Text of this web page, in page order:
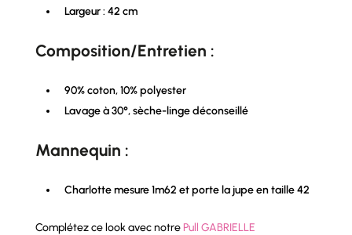
Largeur : 42 cm
Composition/Entretien :
90% coton, 10% polyester
Lavage à 30°, sèche-linge déconseillé
Mannequin :
Charlotte mesure 1m62 et porte la jupe en taille 42
Complétez ce look avec notrePull GABRIELLE